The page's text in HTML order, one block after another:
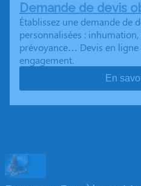
Demande de devis
Établissez une demande de
personnalisées :
prévoyance… Devis en ligne
engagement.
En